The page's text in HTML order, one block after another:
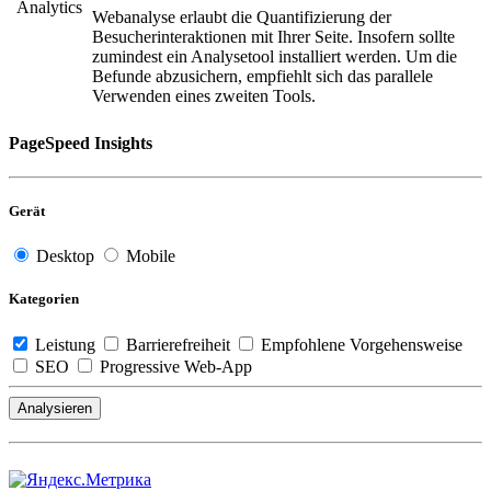
Analytics
Webanalyse erlaubt die Quantifizierung der
Besucherinteraktionen mit Ihrer Seite. Insofern sollte
zumindest ein Analysetool installiert werden. Um die
Befunde abzusichern, empfiehlt sich das parallele
Verwenden eines zweiten Tools.
PageSpeed Insights
Gerät
Desktop Mobile
Kategorien
Leistung Barrierefreiheit
Empfohlene Vorgehensweise
SEO
Progressive Web-App
Analysieren